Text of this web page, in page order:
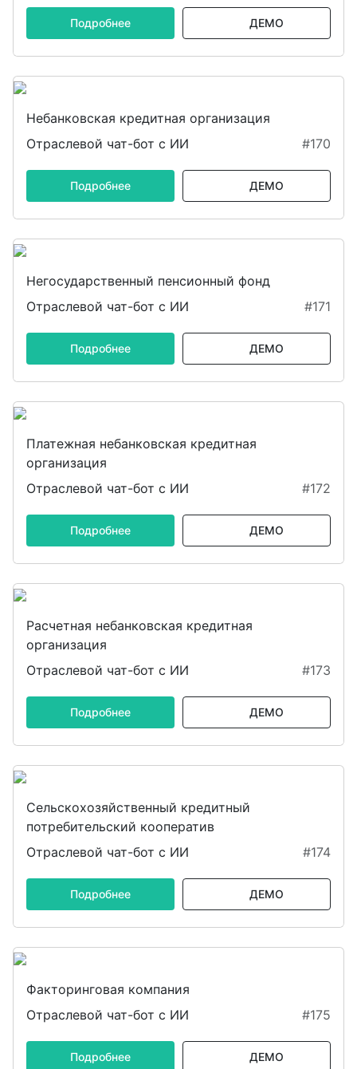
Подробнее ДЕМО
Небанковская кредитная организация
Отраслевой чат-бот с ИИ
#170
Подробнее ДЕМО
Негосударственный пенсионный фонд
Отраслевой чат-бот с ИИ
#171
Подробнее ДЕМО
Платежная небанковская кредитная
организация
Отраслевой чат-бот с ИИ
#172
Подробнее ДЕМО
Расчетная небанковская кредитная
организация
Отраслевой чат-бот с ИИ
#173
Подробнее ДЕМО
Сельскохозяйственный кредитный
потребительский кооператив
Отраслевой чат-бот с ИИ
#174
Подробнее ДЕМО
Факторинговая компания
Отраслевой чат-бот с ИИ
#175
Подробнее ДЕМО